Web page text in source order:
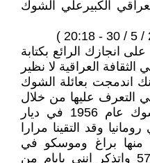
الكبيرعلي الشوك
انجازك الرائع بكتابة
العراقية لا نظير
اندمجت بعائلة الشوك
في التعرف عليها من خلال
صداقتي العزيزه مع رضا الشوك عام 1956 في ديار
وقد التقينا مرارا
منها براغ وموسكو في
مهرجان الاخيرة للشبيبة عام 57 واتذكر انني بايام من